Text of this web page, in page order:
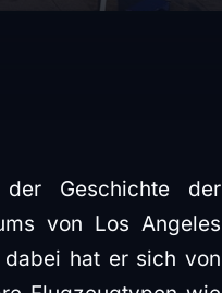
Geschichte der
von Los Angeles
hat er sich von